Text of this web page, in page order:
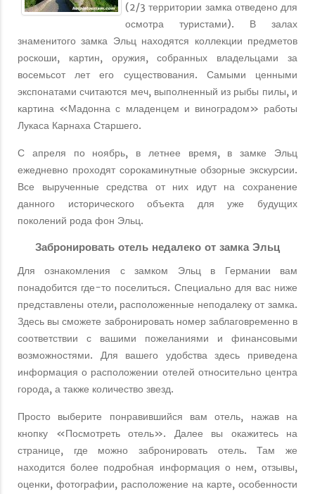
(2/3 территории замка отведено для
осмотра туристами). В залах
знаменитого замка Эльц находятся коллекции предметов
роскоши, картин, оружия, собранных владельцами за
восемьсот лет его существования. Самыми ценными
экспонатами считаются меч, выполненный из рыбы пилы, и
картина «Мадонна с младенцем и виноградом» работы
Лукаса Карнаха Старшего.
С апреля по ноябрь, в летнее время, в замке Эльц
ежедневно проходят сорокаминутные обзорные экскурсии.
Все вырученные средства от них идут на сохранение
данного исторического объекта для уже будущих
поколений рода фон Эльц.
Забронировать отель недалеко от замка Эльц
Для ознакомления с замком Эльц в Германии вам
понадобится где-то поселиться. Специально для вас ниже
представлены отели, расположенные неподалеку от замка.
Здесь вы сможете забронировать номер заблаговременно в
соответствии с вашими пожеланиями и финансовыми
возможностями. Для вашего удобства здесь приведена
информация о расположении отелей относительно центра
города, а также количество звезд.
Просто выберите понравившийся вам отель, нажав на
кнопку «Посмотреть отель». Далее вы окажитесь на
странице, где можно забронировать отель. Там же
находится более подробная информация о нем, отзывы,
оценки, фотографии, расположение на карте, особенности